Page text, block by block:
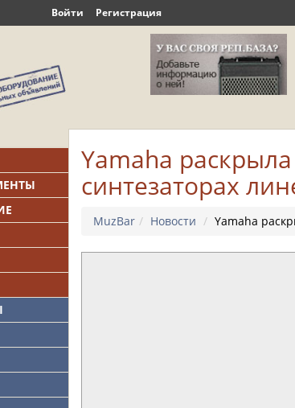
Войти Регистрация
Yamaha
синтезаторах
MuzBar Новости Yamaha